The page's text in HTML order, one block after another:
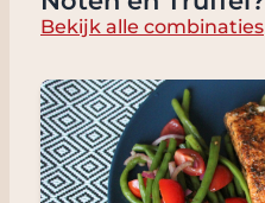
Bekijk alle combinaties